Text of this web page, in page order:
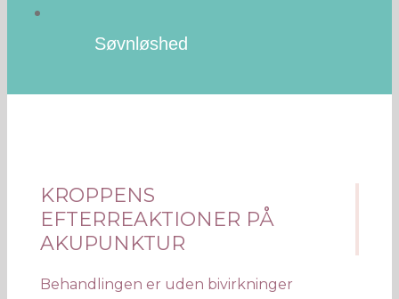
Søvnløshed
KROPPENS
EFTERREAKTIONER PÅ
AKUPUNKTUR
Behandlingen er uden bivirkninger